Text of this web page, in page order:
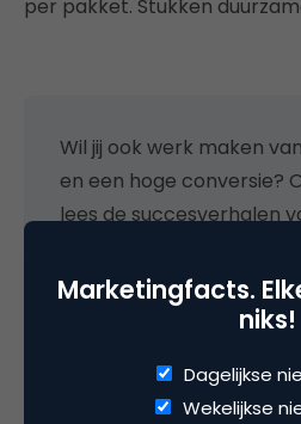
per pakket. Stukken
Wil jij ook werk maken
en een hoge conversie?
lees de succesverhalen
online magazine van
tevreden klanten’
Marketingfacts.
niks!
Dagelijkse
Wekelijkse